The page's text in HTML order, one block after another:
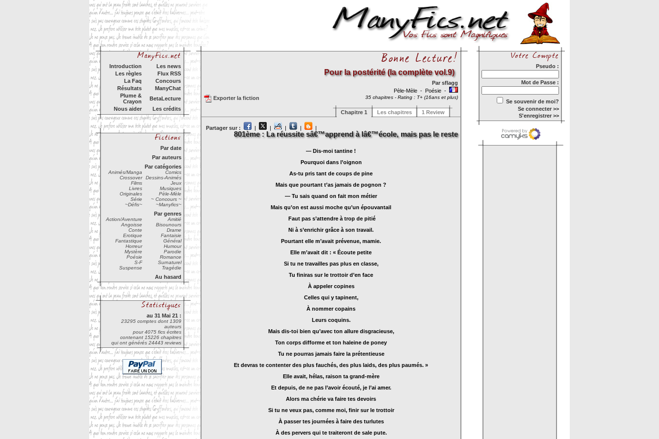
Introduction
Les news
Les règles
Flux RSS
La Faq
Concours
Résultats
ManyChat
Plume &
Crayon
BetaLecture
Nous aider
Les crédits
Par date
Par auteurs
Par catégories
Animés/Manga
Comics
Crossover
Dessins-Animés
Films
Jeux
Livres
Musiques
Originales
Pèle-Mèle
Série
~ Concours ~
~Défis~
~Manyfics~
Par genres
Action/Aventure
Amitié
Angoisse
Bisounours
Conte
Drame
Erotique
Fantaisie
Fantastique
Général
Horreur
Humour
Mystère
Parodie
Poésie
Romance
S-F
Surnaturel
Suspense
Tragédie
Au hasard
au 31 Mai 21 :
23295 comptes dont 1309
auteurs
pour 4075 fics écrites
contenant 15226 chapitres
qui ont générés 24443 reviews
Pour la postérité (la complète vol.9)
Par sflagg
Pèle-Mèle - Poésie -
35 chapitres - Rating : T+ (16ans et plus)
Exporter la fiction
Chapitre 1 Les chapitres 1 Review
Partager sur : | | | | |
801ème : La réussite sâ€™apprend à lâ€™école, mais pas le reste
— Dis-moi tantine !
Pourquoi dans l’oignon
As-tu pris tant de coups de pine
Mais que pourtant t’as jamais de pognon ?
— Tu sais quand on fait mon métier
Mais qu’on est aussi moche qu’un épouvantail
Faut pas s’attendre à trop de pitié
Ni à s’enrichir grâce à son travail.
Pourtant elle m’avait prévenue, mamie.
Elle m’avait dit : « Écoute petite
Si tu ne travailles pas plus en classe,
Tu finiras sur le trottoir d’en face
À appeler copines
Celles qui y tapinent,
À nommer copains
Leurs coquins.
Mais dis-toi bien qu’avec ton allure disgracieuse,
Ton corps difforme et ton haleine de poney
Tu ne pourras jamais faire la prétentieuse
Et devras te contenter des plus fauchés, des plus laids, des plus paumés. »
Elle avait, hélas, raison ta grand-mère
Et depuis, de ne pas l’avoir écouté, je l’ai amer.
Alors ma chérie va faire tes devoirs
Si tu ne veux pas, comme moi, finir sur le trottoir
À passer tes journées à faire des turlutes
À des pervers qui te traiteront de sale pute.
Pseudo :
Mot de Passe :
Se souvenir de moi?
Se connecter >>
S'enregistrer >>